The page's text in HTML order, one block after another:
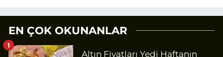
EN ÇOK OKUNANLAR
Altın Fiyatları Yedi Haftanın
1